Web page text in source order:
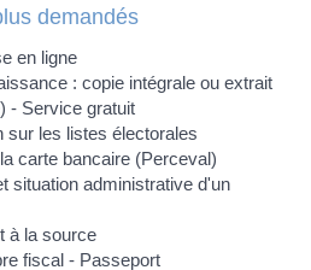
demandés
en ligne
: copie intégrale ou extrait
- Service gratuit
sur les listes électorales
carte bancaire (Perceval)
situation administrative d'un
à la source
fiscal - Passeport